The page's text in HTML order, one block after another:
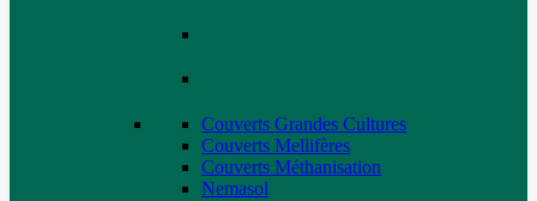
Couverts Grandes Cultures
Couverts Mellifères
Couverts Méthanisation
Nemasol